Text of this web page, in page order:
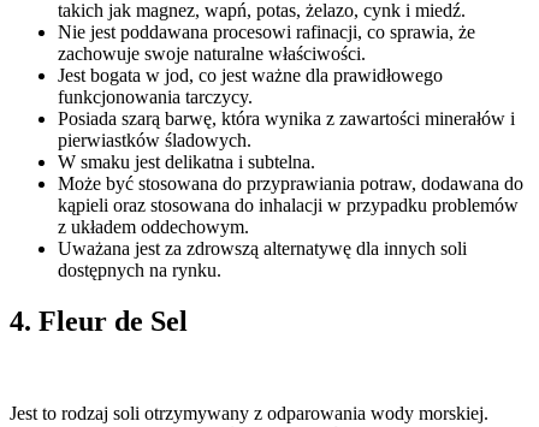
takich jak magnez, wapń, potas, żelazo, cynk i miedź.
Nie jest poddawana procesowi rafinacji, co sprawia, że
zachowuje swoje naturalne właściwości.
Jest bogata w jod, co jest ważne dla prawidłowego
funkcjonowania tarczycy.
Posiada szarą barwę, która wynika z zawartości minerałów i
pierwiastków śladowych.
W smaku jest delikatna i subtelna.
Może być stosowana do przyprawiania potraw, dodawana do
kąpieli oraz stosowana do inhalacji w przypadku problemów
z układem oddechowym.
Uważana jest za zdrowszą alternatywę dla innych soli
dostępnych na rynku.
4. Fleur de Sel
Jest to rodzaj soli otrzymywany z odparowania wody morskiej.